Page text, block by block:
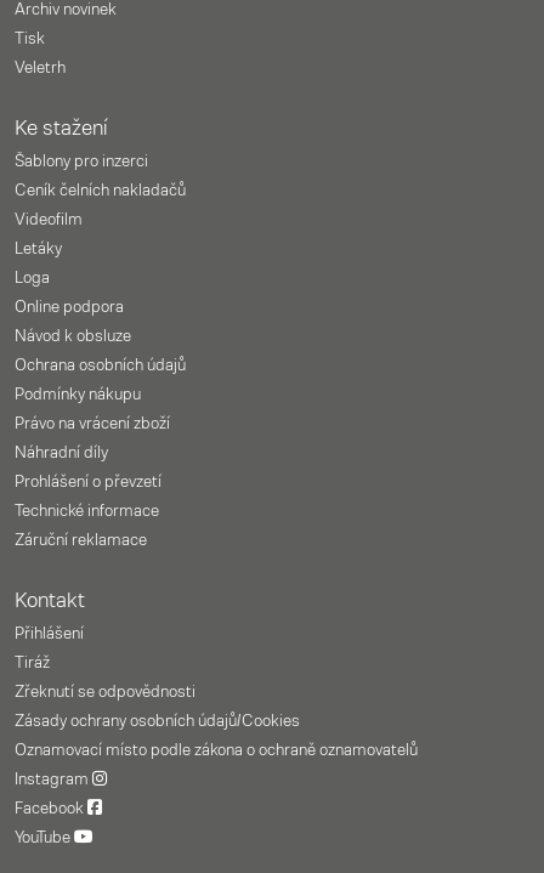
Archiv novinek
Tisk
Veletrh
Ke stažení
Šablony pro inzerci
Ceník čelních nakladačů
Videofilm
Letáky
Loga
Online podpora
Návod k obsluze
Ochrana osobních údajů
Podmínky nákupu
Právo na vrácení zboží
Náhradní díly
Prohlášení o převzetí
Technické informace
Záruční reklamace
Kontakt
Přihlášení
Tiráž
Zřeknutí se odpovědnosti
Zásady ochrany osobních údajů/Cookies
Oznamovací místo podle zákona o ochraně oznamovatelů
Instagram
Facebook
YouTube